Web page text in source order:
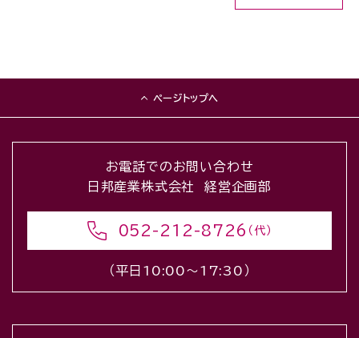
ページトップへ
お電話でのお問い合わせ
日邦産業株式会社 経営企画部
052-212-8726 （代）
（平日10:00〜17:30）